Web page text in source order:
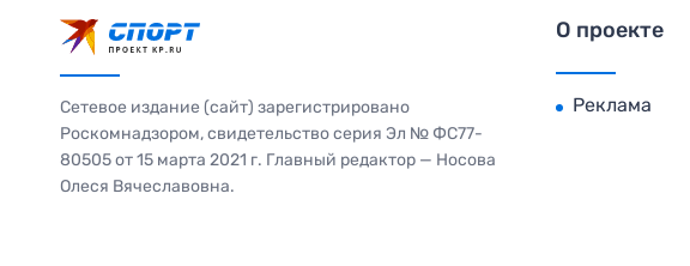
Сетевое издание (сайт) зарегистрировано
Роскомнадзором, свидетельство серия Эл № ФС77-
80505 от 15 марта 2021 г. Главный редактор — Носова
Олеся Вячеславовна.
О проекте
Реклама